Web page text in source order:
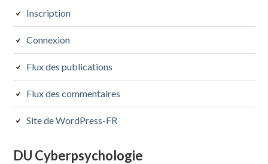
subsidiaire
Inscription
Connexion
Flux des publications
Flux des commentaires
Site de WordPress-FR
DU Cyberpsychologie